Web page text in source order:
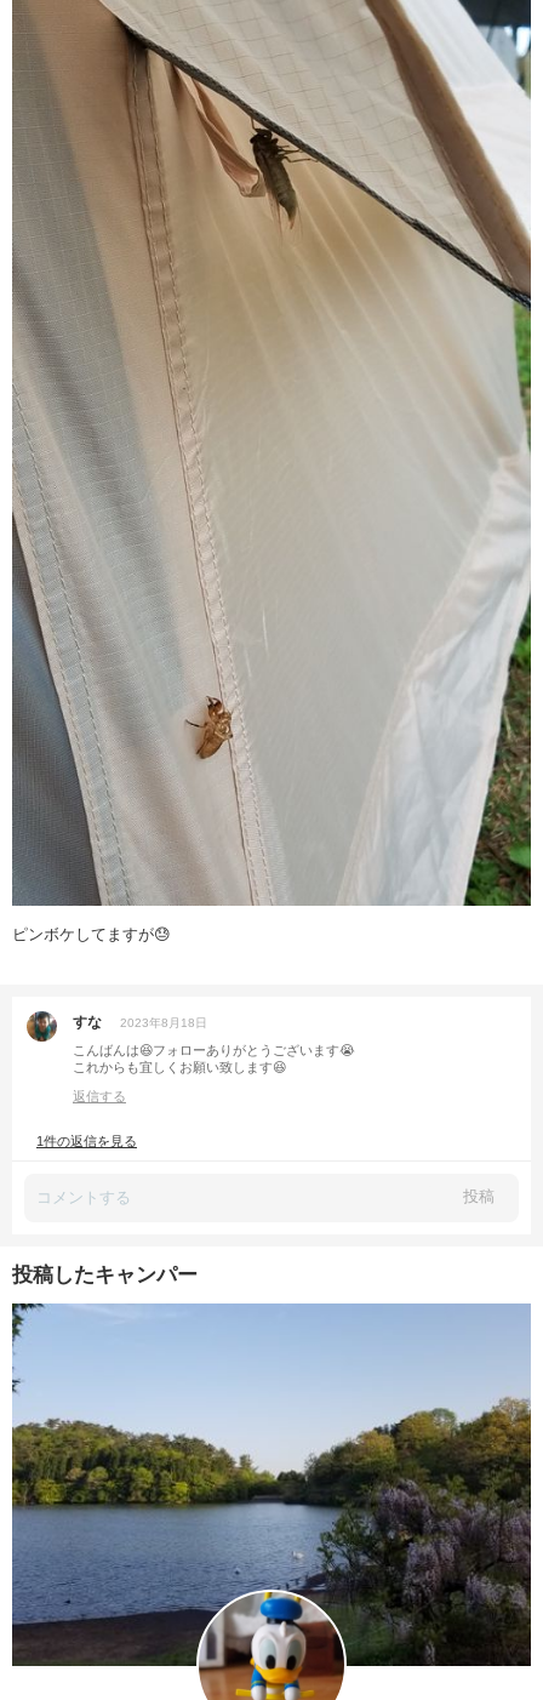
ピンボケしてますが😓
すな 2023年8月18日
こんばんは😆フォローありがとうございます😭
これからも宜しくお願い致します😆
返信する
1件の返信を見る
投稿
投稿したキャンパー